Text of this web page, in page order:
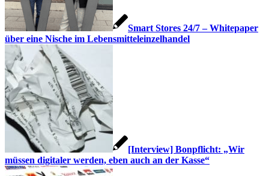
Smart Stores 24/7 – Whitepaper
über eine Nische im Lebensmitteleinzelhandel
[Interview] Bonpflicht: „Wir
müssen digitaler werden, eben auch an der Kasse“